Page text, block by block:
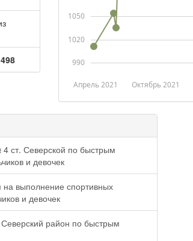
Апрель 2021 Октябрь 2021
990
1020
1050
Северской по быстрым
и девочек
выполнение спортивных
и девочек
район по быстрым